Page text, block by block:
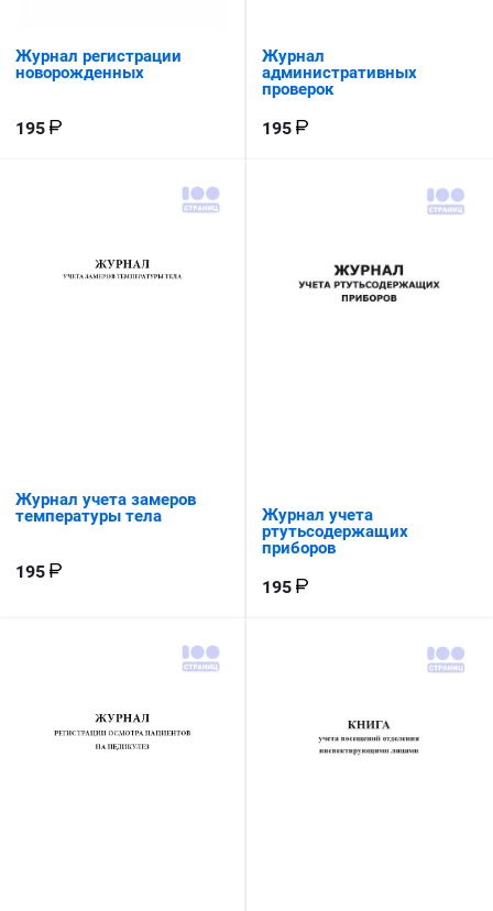
Журнал регистрации
новорожденных
195
Журнал
административных
проверок
195
Журнал учета замеров
температуры тела
195
Журнал учета
ртутьсодержащих
приборов
195